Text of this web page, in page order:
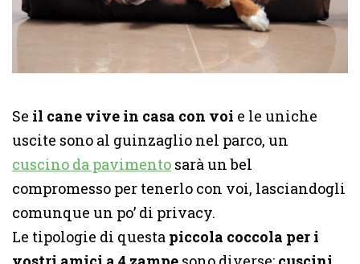
Se il cane vive in casa con voi e le uniche
uscite sono al guinzaglio nel parco, un
cuscino da pavimento sarà un bel
compromesso per tenerlo con voi, lasciandogli
comunque un po’ di privacy.
Le tipologie di questa piccola coccola per i